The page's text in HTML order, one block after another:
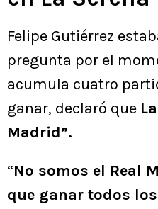
Felipe Gutiérrez
pregunta por el
acumula cuatro
ganar, declaró que
Madrid”.
“No somos el Real
que ganar todos